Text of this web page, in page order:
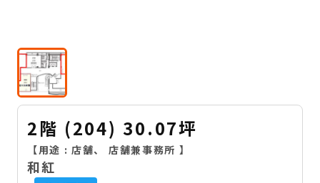
2階 (204) 30.07坪
【用途 :店舗、 店舗兼事務所 】
和紅